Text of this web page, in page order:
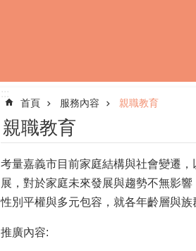
:::
首頁 服務內容 親職教育
親職教育
考量嘉義市目前家庭結構與社會變遷
展，對於家庭未來發展與趨勢不無影
性別平權與多元包容，就各年齡層與族
推廣內容: